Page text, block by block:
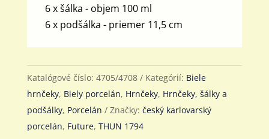
6 x šálka - objem 100 ml
6 x podšálka - priemer 11,5 cm
Katalógové číslo: 4705/4708 Kategórií: Biele
hrnčeky, Biely porcelán, Hrnčeky, Hrnčeky, šálky a
podšálky, Porcelán Značky: český karlovarský
porcelán, Future, THUN 1794